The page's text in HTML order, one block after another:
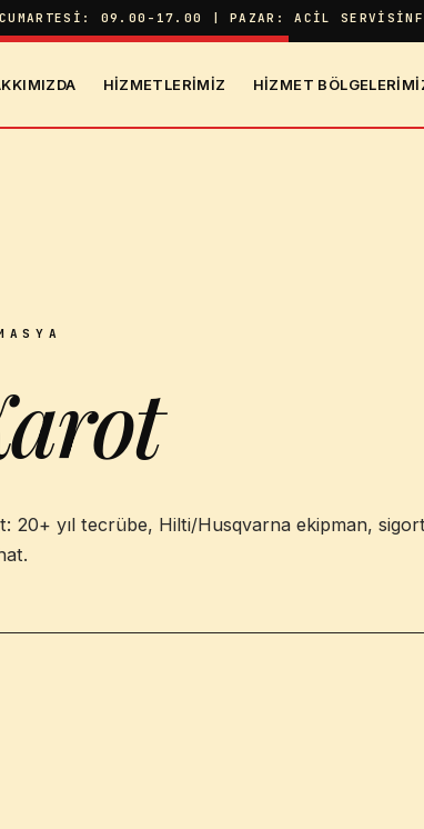
09.00-17.00 | PAZAR: ACIL SERVIS
HIZMETLERIMIZ HIZMET
20+ yıl tecrübe, Hilti/Husqvarna ekipman,